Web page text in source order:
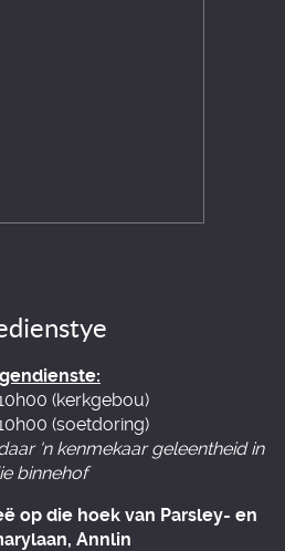
(kerkgebou)
(soetdoring)
'n kenmekaar geleentheid in
binnehof
op die hoek van Parsley- en
Annlin